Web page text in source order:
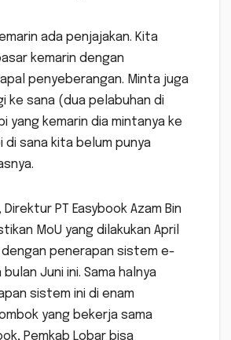
ada penjajakan. Kita
kemarin dengan
penyeberangan. Minta juga
ke sana (dua pelabuhan di
yang kemarin dia mintanya ke
di sana kita belum punya
PT Easybook Azam Bin
MoU yang dilakukan April
dengan penerapan sistem e-
Juni ini. Sama halnya
sistem ini di enam
yang bekerja sama
Pemkab Lobar bisa